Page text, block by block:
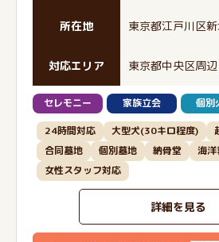
所在地 東京都江戸川区
対応エリア 東京都中央区周辺
セレモニー 家族立会 個別
24時間対応 大型犬(30キロ程度)
合同墓地
個別墓地 納骨堂 海洋
女性スタッフ対応
詳細を見る